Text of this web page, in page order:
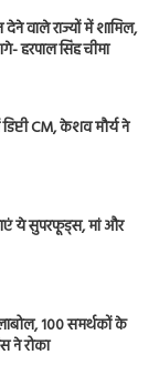
वाले राज्यों में शामिल,
हरपाल सिंह चीमा
CM, केशव मौर्य ने
ये सुपरफूड्स, मां और
100 समर्थकों के
ने रोका